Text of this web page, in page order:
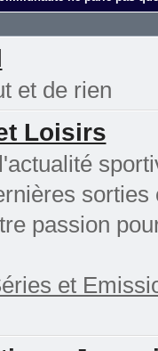
et de rien
Loisirs
sorties
passion
et